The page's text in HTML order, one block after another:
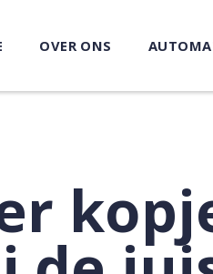
OVER ONS